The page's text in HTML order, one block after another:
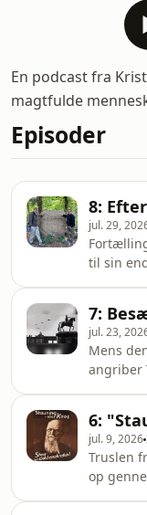
En podcast fra
magtfulde
Episoder
8:
jul. 29,
til sin
politisk
sat på
placerer
største
med en t
7:
jul. 23,
Mens
angriber
soldater
6:
jul. 9, 2026
Truslen
op